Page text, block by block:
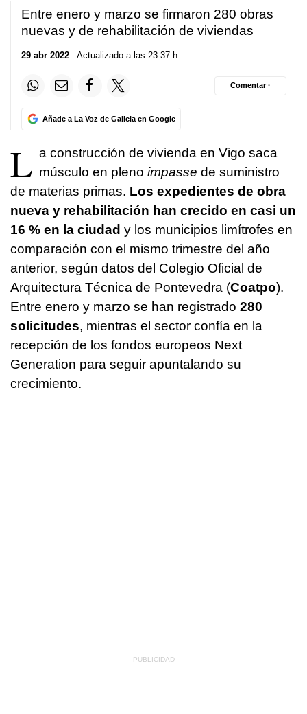
Entre enero y marzo se firmaron 280 obras
nuevas y de rehabilitación de viviendas
29 abr 2022 . Actualizado a las 23:37 h.
Añade a La Voz de Galicia en Google
Comentar ·
L a construcción de vivienda en Vigo saca
músculo en pleno impasse de suministro
de materias primas. Los expedientes de obra
nueva y rehabilitación han crecido en casi un
16 % en la ciudad y los municipios limítrofes en
comparación con el mismo trimestre del año
anterior, según datos del Colegio Oficial de
Arquitectura Técnica de Pontevedra (Coatpo).
Entre enero y marzo se han registrado 280
solicitudes, mientras el sector confía en la
recepción de los fondos europeos Next
Generation para seguir apuntalando su
crecimiento.